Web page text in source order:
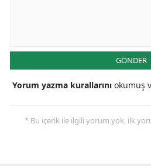
GÖNDER
Yorum yazma kurallarını okumuş
* Bu içerik ile ilgili yorum yok, ilk